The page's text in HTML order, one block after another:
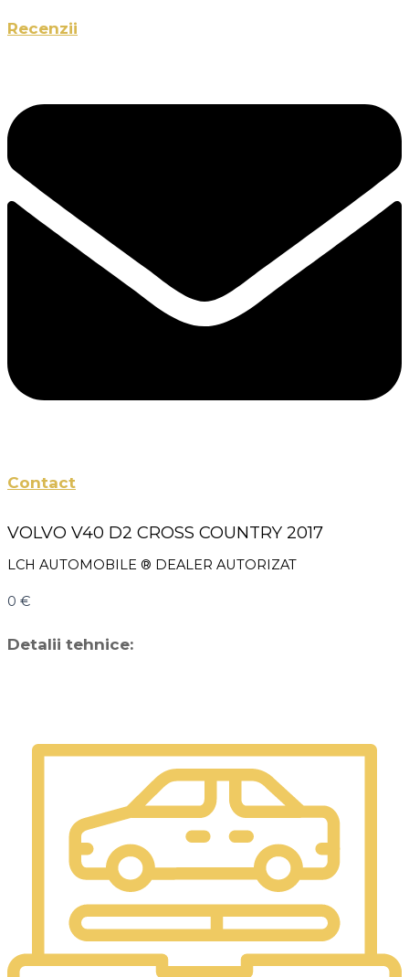
Recenzii
Contact
VOLVO V40 D2 CROSS COUNTRY 2017
LCH AUTOMOBILE ® DEALER AUTORIZAT
0 €
Detalii tehnice: